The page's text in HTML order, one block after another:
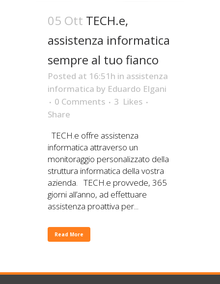
05 Ott TECH.e,
assistenza informatica
sempre al tuo fianco
Posted at 16:51h in assistenza
informatica by Eduardo Elgani
0 Comments
3 Likes
Share
TECH.e offre assistenza
informatica attraverso un
monitoraggio personalizzato della
struttura informatica della vostra
azienda. TECH.e provvede, 365
giorni all’anno, ad effettuare
assistenza proattiva per...
Read More